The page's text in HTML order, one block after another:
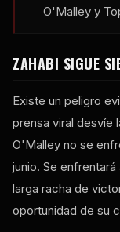
O'Malley y
ZAHABI SIGUE
Existe un peligro
prensa viral desvíe
O'Malley no se
junio. Se
larga racha de
oportunidad de su